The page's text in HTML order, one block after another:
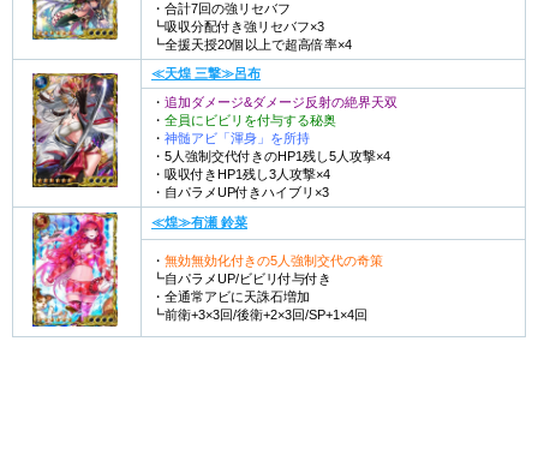
・合計7回の強リセバフ
┗吸収分配付き強リセバフ×3
┗全援天授20個以上で超高倍率×4
≪天煌 三撃≫呂布
・ 追加ダメージ&ダメージ反射の絶界天双
・ 全員にビビリを付与する秘奥
・ 神髄アビ「渾身」を所持
・5人強制交代付きのHP1残し5人攻撃×4
・吸収付きHP1残し3人攻撃×4
・自パラメUP付きハイブリ×3
≪煌≫有瀬 鈴菜
・ 無効無効化付きの5人強制交代の奇策
┗自パラメUP/ビビリ付与付き
・全通常アビに天誅石増加
┗前衛+3×3回/後衛+2×3回/SP+1×4回